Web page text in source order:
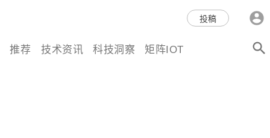
科技互联网,科技,资讯,动态,洞
察,量子,计算,AI,人工智能,机器
投稿
推荐 技术资讯 科技洞察 矩阵IOT